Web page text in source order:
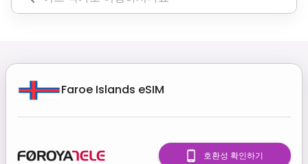
Faroe Islands eSIM
호환성 확인하기